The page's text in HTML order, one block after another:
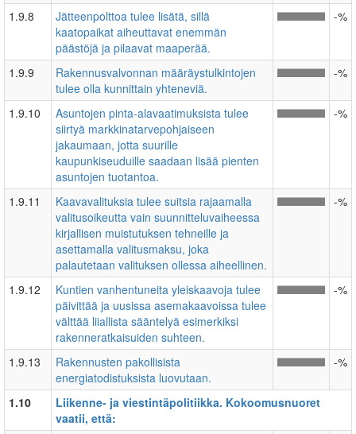
1.9.8
Jätteenpolttoa tulee lisätä, sillä
kaatopaikat aiheuttavat enemmän
päästöjä ja pilaavat maaperää.
-%
1.9.9
Rakennusvalvonnan määräystulkintojen
tulee olla kunnittain yhteneviä.
-%
1.9.10
Asuntojen pinta-alavaatimuksista tulee
siirtyä markkinatarvepohjaiseen
jakaumaan, jotta suurille
kaupunkiseuduille saadaan lisää pienten
asuntojen tuotantoa.
-%
1.9.11
Kaavavalituksia tulee suitsia rajaamalla
valitusoikeutta vain suunnitteluvaiheessa
kirjallisen muistutuksen tehneille ja
asettamalla valitusmaksu, joka
palautetaan valituksen ollessa aiheellinen.
-%
1.9.12
Kuntien vanhentuneita yleiskaavoja tulee
päivittää ja uusissa asemakaavoissa tulee
välttää liiallista sääntelyä esimerkiksi
rakenneratkaisuiden suhteen.
-%
1.9.13
Rakennusten pakollisista
energiatodistuksista luovutaan.
-%
1.10
Liikenne- ja viestintäpolitiikka. Kokoomusnuoret
vaatii, että: